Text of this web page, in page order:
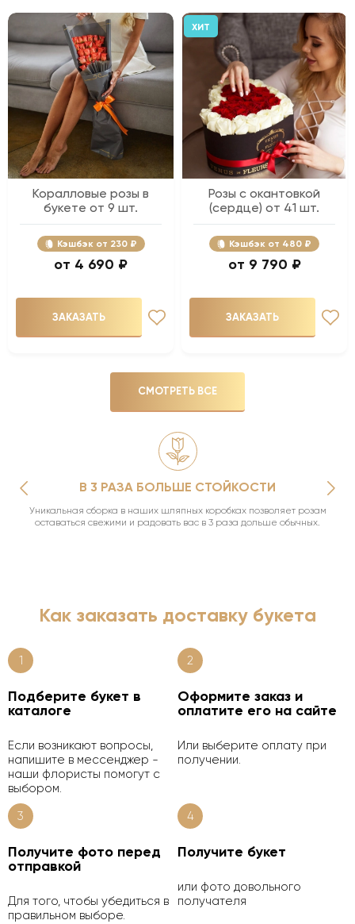
Коралловые розы в
букете от 9 шт.
Кэшбэк 230 ₽
4 690 ₽
ЗАКАЗАТЬ
ХИТ
Розы с окантовкой
(сердце) от 41 шт.
Кэшбэк 480 ₽
9 790 ₽
ЗАКАЗАТЬ
СМОТРЕТЬ ВСЕ
В 3 РАЗА БОЛЬШЕ СТОЙКОСТИ
Уникальная сборка в наших шляпных коробках позволяет розам
оставаться свежими и радовать вас в 3 раза дольше обычных.
Как заказать доставку букета
1
Подберите букет в
каталоге
Если возникают вопросы,
напишите в мессенджер -
наши флористы помогут с
выбором.
2
Оформите заказ и
оплатите его на сайте
Или выберите оплату при
получении.
3
Получите фото перед
отправкой
Для того, чтобы убедиться в
правильном выборе.
4
Получите букет
или фото довольного
получателя